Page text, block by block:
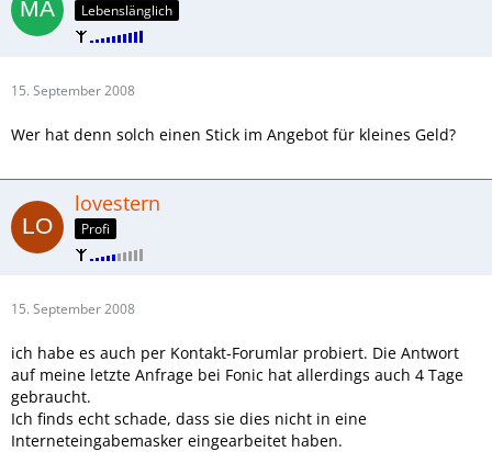
Lebenslänglich
15. September 2008
Wer hat denn solch einen Stick im Angebot für kleines Geld?
lovestern
Profi
15. September 2008
ich habe es auch per Kontakt-Forumlar probiert. Die Antwort
auf meine letzte Anfrage bei Fonic hat allerdings auch 4 Tage
gebraucht.
Ich finds echt schade, dass sie dies nicht in eine
Interneteingabemasker eingearbeitet haben.